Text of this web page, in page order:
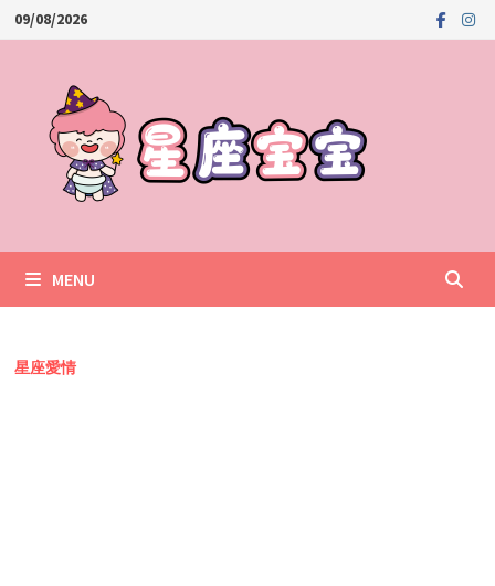
Skip
to
09/08/2026
MENU
星座愛情